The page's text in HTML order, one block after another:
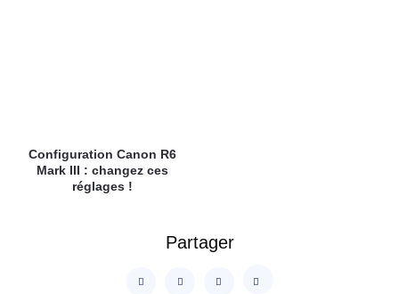
Configuration Canon R6
Mark III : changez ces
réglages !
Partager